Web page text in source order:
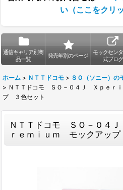
い（ここをクリッ
通信キャリア別商
品一覧
発売年別のページ
モックセン
式ブログ
ホーム > ＮＴＴドコモ > ＳＯ（ソニー）の
> ＮＴＴドコモ ＳＯ－０４Ｊ Ｘｐｅｒ
プ ３色セット
ＮＴＴドコモ ＳＯ－０４
ｒｅｍｉｕｍ モックアッ